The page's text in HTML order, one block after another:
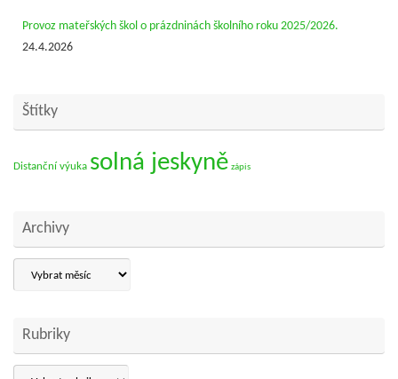
Provoz mateřských škol o prázdninách školního roku 2025/2026.
24.4.2026
Štítky
Distanční výuka solná jeskyně zápis
Archivy
Rubriky